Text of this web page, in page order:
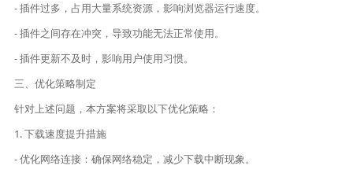
- 插件过多，占用大量系统资源，影响浏览器运行速度。
- 插件之间存在冲突，导致功能无法正常使用。
- 插件更新不及时，影响用户使用习惯。
三、优化策略制定
针对上述问题，本方案将采取以下优化策略：
1. 下载速度提升措施
- 优化网络连接：确保网络稳定，减少下载中断现象。